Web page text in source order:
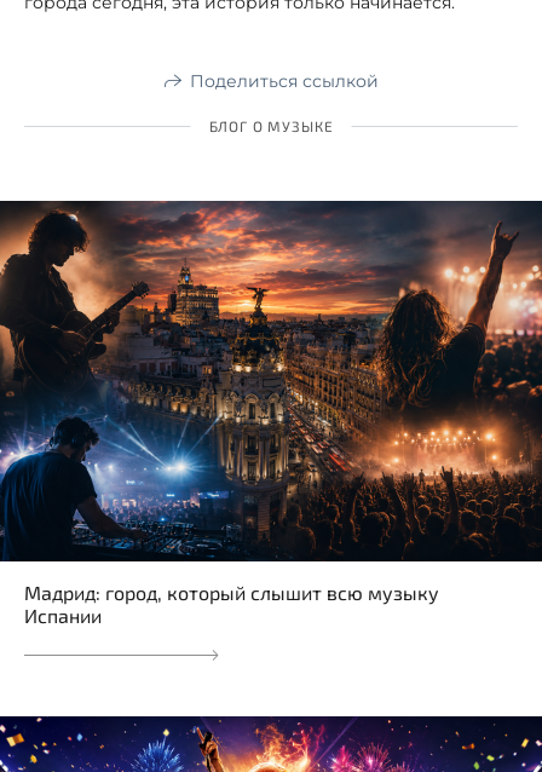
Поделиться ссылкой
БЛОГ О МУЗЫКЕ
Мадрид: город, который слышит всю музыку
Испании